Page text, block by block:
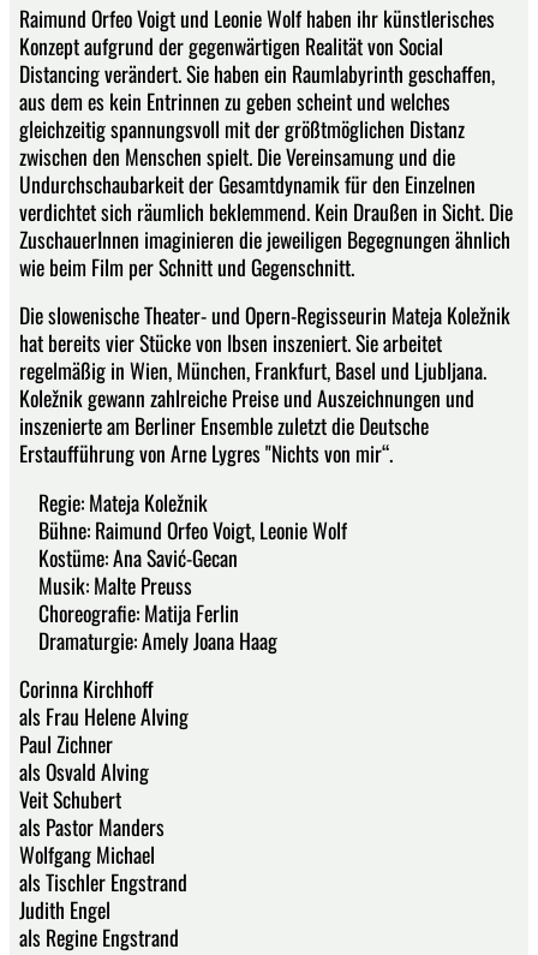
Raimund Orfeo Voigt und Leonie Wolf haben ihr künstlerisches
Konzept aufgrund der gegenwärtigen Realität von Social
Distancing verändert. Sie haben ein Raumlabyrinth geschaffen,
aus dem es kein Entrinnen zu geben scheint und welches
gleichzeitig spannungsvoll mit der größtmöglichen Distanz
zwischen den Menschen spielt. Die Vereinsamung und die
Undurchschaubarkeit der Gesamtdynamik für den Einzelnen
verdichtet sich räumlich beklemmend. Kein Draußen in Sicht. Die
ZuschauerInnen imaginieren die jeweiligen Begegnungen ähnlich
wie beim Film per Schnitt und Gegenschnitt.
Die slowenische Theater- und Opern-Regisseurin Mateja Koležnik
hat bereits vier Stücke von Ibsen inszeniert. Sie arbeitet
regelmäßig in Wien, München, Frankfurt, Basel und Ljubljana.
Koležnik gewann zahlreiche Preise und Auszeichnungen und
inszenierte am Berliner Ensemble zuletzt die Deutsche
Erstaufführung von Arne Lygres "Nichts von mir“.
Regie: Mateja Koležnik
Bühne: Raimund Orfeo Voigt, Leonie Wolf
Kostüme: Ana Savić-Gecan
Musik: Malte Preuss
Choreografie: Matija Ferlin
Dramaturgie: Amely Joana Haag
Corinna Kirchhoff
als Frau Helene Alving
Paul Zichner
als Osvald Alving
Veit Schubert
als Pastor Manders
Wolfgang Michael
als Tischler Engstrand
Judith Engel
als Regine Engstrand